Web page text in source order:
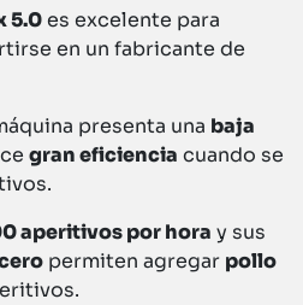
5.0es excelente para
en un fabricante de
presenta una baja
gran eficiencia cuando se
aperitivos por hora y sus
permiten agregar pollo